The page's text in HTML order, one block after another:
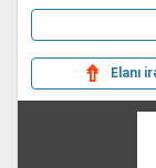
⇮ Elanı